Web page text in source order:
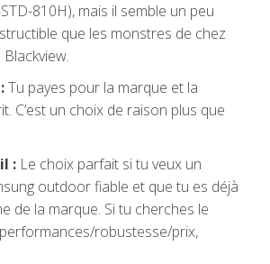
810H), mais il semble un peu
que les monstres de chez
Tu payes pour la marque et la
C’est un choix de raison plus que
: Le choix parfait si tu veux un
outdoor fiable et que tu es déjà
de la marque. Si tu cherches le
robustesse/prix,